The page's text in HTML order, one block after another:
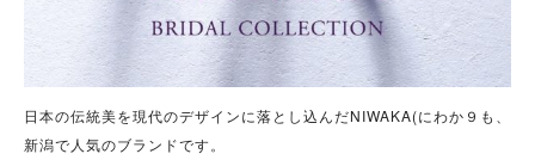
日本の伝統美を現代のデザインに落とし込んだNIWAKA(にわか９も、
新潟で人気のブランドです。